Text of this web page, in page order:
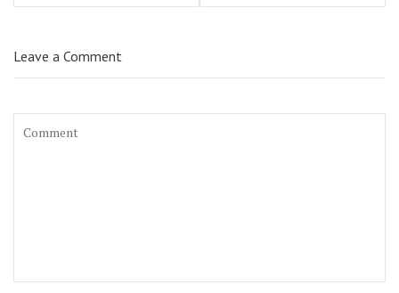
Leave a Comment